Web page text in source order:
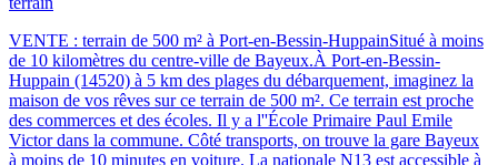
VENTE : terrain de 500 m² à Port-en-Bessin-HuppainSitué à moins
de 10 kilomètres du centre-ville de Bayeux.À Port-en-Bessin-
Huppain (14520) à 5 km des plages du débarquement, imaginez la
maison de vos rêves sur ce terrain de 500 m². Ce terrain est proche
des commerces et des écoles. Il y a l''École Primaire Paul Emile
Victor dans la commune. Côté transports, on trouve la gare Bayeux
à moins de 10 minutes en voiture. La nationale N13 est accessible à